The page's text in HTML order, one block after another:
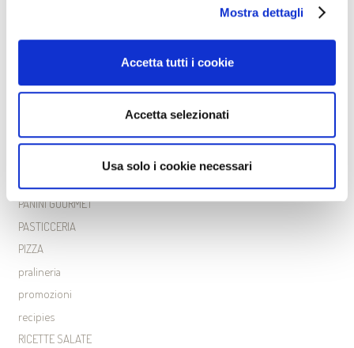
Mostra dettagli
Accetta tutti i cookie
Accetta selezionati
Usa solo i cookie necessari
courses
carnevale
GRISSINI
PANINI GOURMET
PASTICCERIA
PIZZA
pralineria
promozioni
recipies
RICETTE SALATE